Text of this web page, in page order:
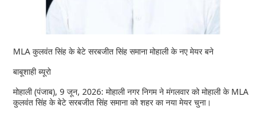
MLA कुलवंत सिंह के बेटे सरबजीत सिंह समाना मोहाली के नए मेयर बने
बाबूशाही ब्यूरो
मोहाली (पंजाब), 9 जून, 2026: मोहाली नगर निगम ने मंगलवार को मोहाली के MLA
कुलवंत सिंह के बेटे सरबजीत सिंह समाना को शहर का नया मेयर चुना।